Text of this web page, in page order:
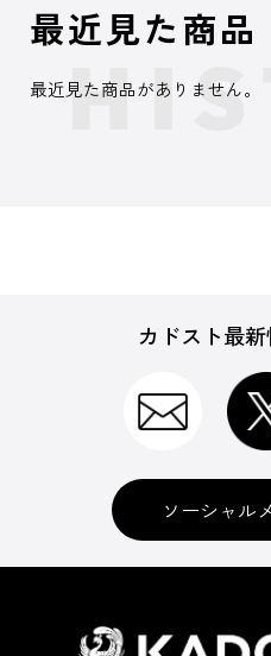
最近見た商品
最近見た商品がありません。
カドスト最
ソーシャル